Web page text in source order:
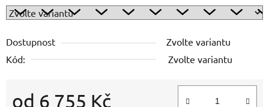
Dostupnost
Zvolte variantu
Kód:
Zvolte variantu
od 6 755 Kč